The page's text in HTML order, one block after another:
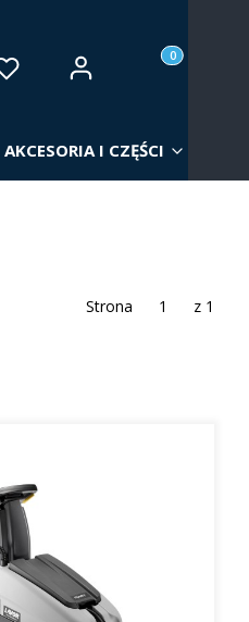
Ulubione Zaloguj się Produkty w
Koszyk
AKCESORIA I CZĘŚCI
Strona z 1